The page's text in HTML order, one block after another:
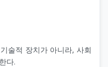
술적 장치가 아니라, 사회
다.